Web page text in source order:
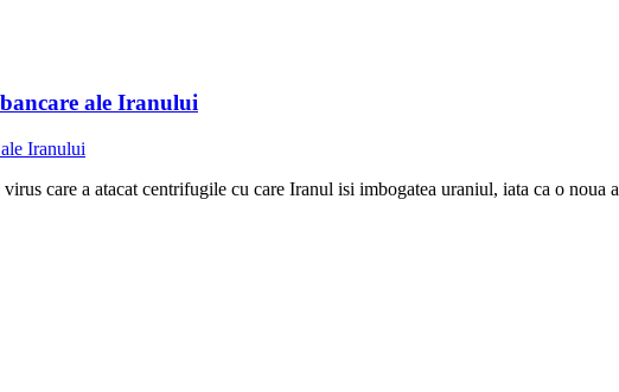
ale Iranului
care a atacat centrifugile cu care Iranul isi imbogatea uraniul, iata ca o noua